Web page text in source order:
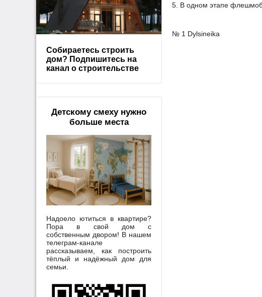
5. В одном этапе
№ 1 Dylsineika
Собираетесь строить
дом? Подпишитесь на
канал о строительстве
Детскому смеху нужно
больше места
Надоело ютиться в квартире?
Пора в свой дом с
собственным двором! В нашем
телеграм-канале
рассказываем, как построить
тёплый и надёжный дом для
семьи.